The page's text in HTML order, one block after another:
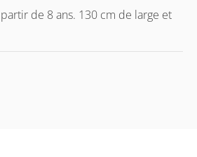
de 8 ans. 130 cm de large et